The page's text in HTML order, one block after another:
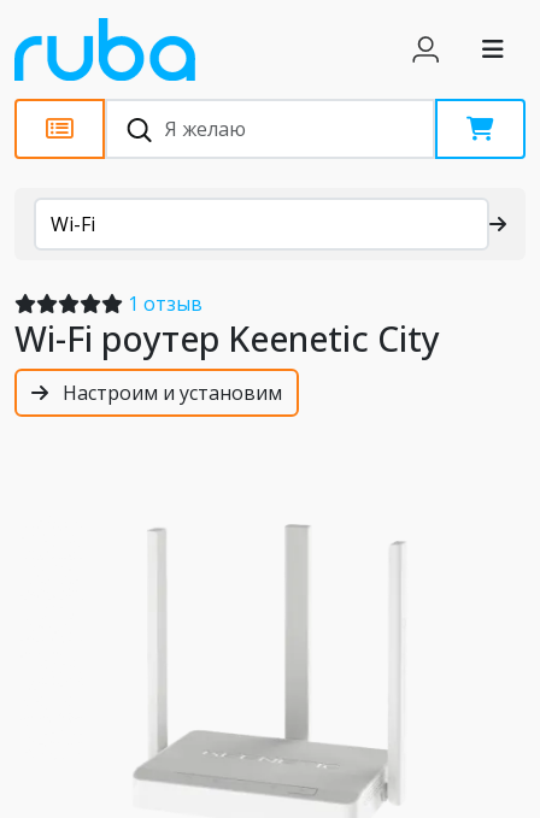
Каталог
Wi-Fi
1 отзыв
Wi-Fi роутер Keenetic City
Настроим и установим